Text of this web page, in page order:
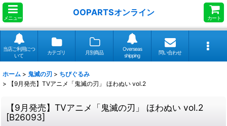
メニュー
OOPARTSオンライン
カート
当店ご利用につ
いて
カテゴリ 月別商品
Overseas
shipping
問い合わせ
ホーム > 鬼滅の刃 > ちびぐるみ
>
【9月発売】TVアニメ「鬼滅の刃」 ほわぬい vol.2
【9月発売】TVアニメ「鬼滅の刃」 ほわぬい vol.2
[B26093]